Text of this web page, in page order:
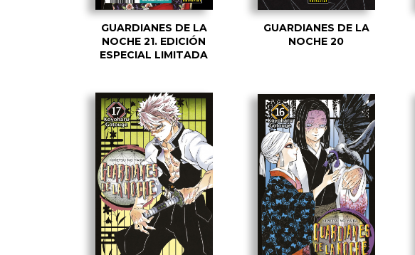
GUARDIANES DE LA
NOCHE 21. EDICIÓN
ESPECIAL LIMITADA
GUARDIANES DE LA
NOCHE 20